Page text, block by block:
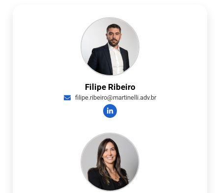
Filipe Ribeiro
filipe.ribeiro@martinelli.adv.br